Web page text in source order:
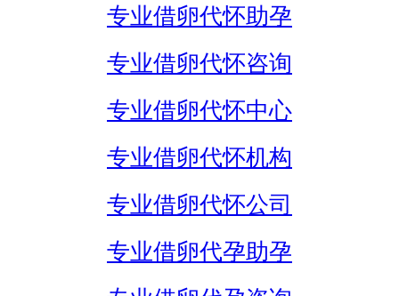
专业借卵代怀助孕
专业借卵代怀咨询
专业借卵代怀中心
专业借卵代怀机构
专业借卵代怀公司
专业借卵代孕助孕